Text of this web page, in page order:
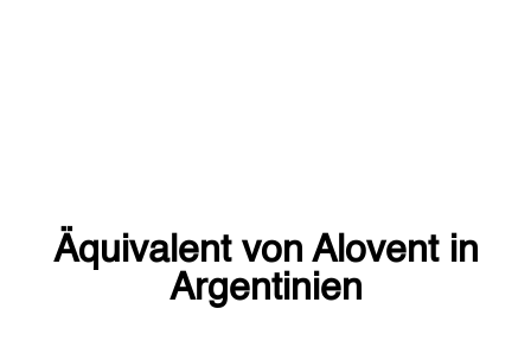
Äquivalent von Aloventin
Argentinien